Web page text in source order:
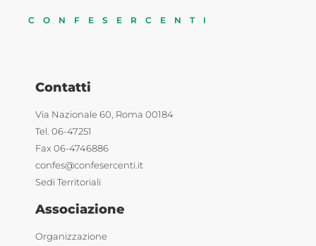
CONFESERCENTI
Contatti
Via Nazionale 60, Roma 00184
Tel. 06-47251
Fax 06-4746886
confes@confesercenti.it
Sedi Territoriali
Associazione
Organizzazione